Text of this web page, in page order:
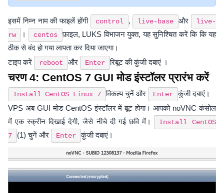
इसमें निम्न नाम की फाइलें होंगी control , live-base और
live-
rw
। centos
फ़ाइल, LUKS विभाजन युक्त, यह सुनिश्चित करें कि कि यह
ठीक से बंद हो गया लापता कर दिया जाएगा।
टाइप करें
reboot और Enter रिबूट की कुंजी दबाएं ।
चरण 4: CentOS 7 GUI मोड इंस्टॉलर प्रारंभ करें
Install CentOS Linux 7 विकल्प चुनें और Enter
कुंजी दबाएं।
VPS अब GUI मोड CentOS इंस्टॉलर में बूट होगा। आपको noVNC कंसोल
में एक स्क्रीन दिखाई देगी, जैसे नीचे दी गई छवि में।
Install CentOS
7
(1) चुनें और Enter कुंजी दबाएं।